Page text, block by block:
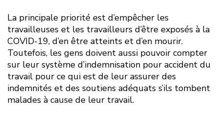
La principale priorité est d’empêcher les
travailleuses et les travailleurs d’être exposés à la
COVID-19, d’en être atteints et d’en mourir.
Toutefois, les gens doivent aussi pouvoir compter
sur leur système d’indemnisation pour accident du
travail pour ce qui est de leur assurer des
indemnités et des soutiens adéquats s’ils tombent
malades à cause de leur travail.